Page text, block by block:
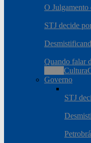
O Julgamento
STJ decide
Quando falar
Cultura
Governo
STJ